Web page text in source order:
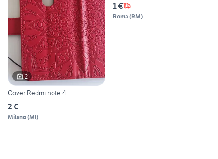
2
Cover Redmi note 4
2 €
Milano(MI)
1 €
Roma (RM)